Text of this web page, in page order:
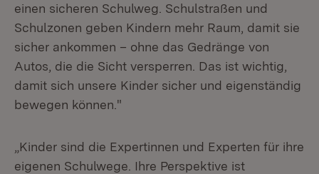
einen sicheren Schulweg. Schulstraßen und
Schulzonen geben Kindern mehr Raum, damit sie
sicher ankommen – ohne das Gedränge von
Autos, die die Sicht versperren. Das ist wichtig,
damit sich unsere Kinder sicher und eigenständig
bewegen können."
„Kinder sind die Expertinnen und Experten für ihre
eigenen Schulwege. Ihre Perspektive ist